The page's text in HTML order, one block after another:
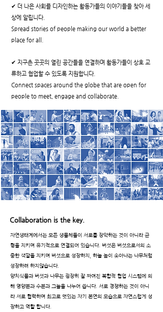
Collaboration is the key.
자연생태계에서는 모든 생물체들이 서로를 장악하는 것이 아니라 균
형을 지키며 유기적으로 연결되어 있습니다. 버섯은 버섯으로서의 소
중한 색깔을 지키며 버섯으로 성장하지, 하늘 높이 솟아나는 나무처럼
성장하려 하지않습니다.
양치식물과 버섯과 나무는 굉장히 잘 짜여진 복합적 협업 시스템에 의
해 영양분과수분과 그늘을 나누어 씁니다. 서로 경쟁하는 것이 아니
라 서로 협력하며 최고로 멋있는 자기 본연의 모습으로 자연스럽게 성
장하고 역할 합니다.
✔ 더 나은 사회를 디자인하는 활동가들의 이야기들을 찾아 세
상에 알립니다.
Spread stories of people making our world a better
place for all.
✔ 지구촌 곳곳의 열린 공간들을 연결하며 활동가들이 상호 교
류하고 협업할 수 있도록 지원합니다.
Connect spaces around the globe that are open for
people to meet, engage and collaborate.